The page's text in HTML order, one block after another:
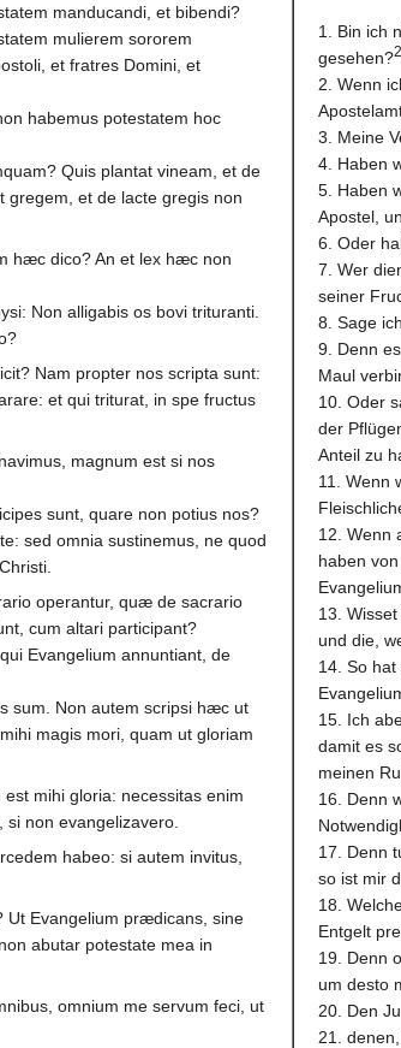
manducandi, et bibendi?
mulierem sororem
et fratres Domini, et
habemus potestatem hoc
Quis plantat vineam, et de
gregem, et de lacte gregis non
hæc dico? An et lex hæc non
Non alligabis os bovi trituranti.
Nam propter nos scripta sunt:
et qui triturat, in spe fructus
magnum est si nos
sunt, quare non potius nos?
sed omnia sustinemus, ne quod
operantur, quæ de sacrario
cum altari participant?
Evangelium annuntiant, de
sum. Non autem scripsi hæc ut
magis mori, quam ut gloriam
mihi gloria: necessitas enim
non evangelizavero.
habeo: si autem invitus,
Evangelium prædicans, sine
abutar potestate mea in
omnium me servum feci, ut
1. Bin ich
gesehen?2
2. Wenn
3. Meine
4. Haben
5. Haben
Apostel,
6. Oder
7. Wer
seiner
8. Sage
9. Denn
Maul
10. Oder
der
Anteil zu
11. Wenn
12. Wenn
haben
13.
und die,
14. So
15. Ich
damit es
meinen
16. Denn
17. Denn
so ist mir
18.
Entgelt
19. Denn
um desto
20. Den
21.